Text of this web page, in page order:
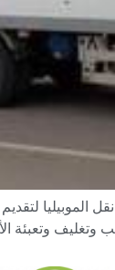
نقل
وتعبئة